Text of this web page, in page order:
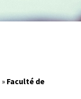
» Faculté de